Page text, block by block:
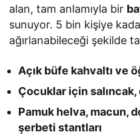
alan, tam anlamıyla bir
sunuyor. 5 bin kişiye
ağırlanabileceği şekilde
Açık büfe kahvaltı ve
Çocuklar için salıncak,
Pamuk helva, macun,
şerbeti stantları